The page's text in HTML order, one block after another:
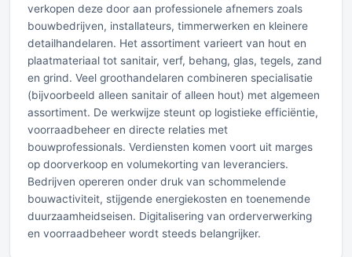
verkopen deze door aan professionele afnemers zoals
bouwbedrijven, installateurs, timmerwerken en kleinere
detailhandelaren. Het assortiment varieert van hout en
plaatmateriaal tot sanitair, verf, behang, glas, tegels, zand
en grind. Veel groothandelaren combineren specialisatie
(bijvoorbeeld alleen sanitair of alleen hout) met algemeen
assortiment. De werkwijze steunt op logistieke efficiëntie,
voorraadbeheer en directe relaties met
bouwprofessionals. Verdiensten komen voort uit marges
op doorverkoop en volumekorting van leveranciers.
Bedrijven opereren onder druk van schommelende
bouwactiviteit, stijgende energiekosten en toenemende
duurzaamheidseisen. Digitalisering van orderverwerking
en voorraadbeheer wordt steeds belangrijker.